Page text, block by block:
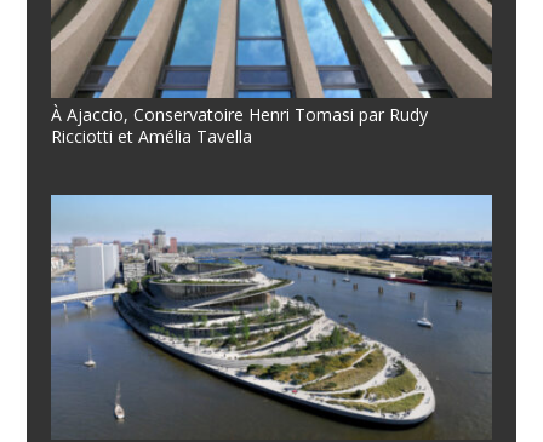
À Ajaccio, Conservatoire Henri Tomasi par Rudy
Ricciotti et Amélia Tavella